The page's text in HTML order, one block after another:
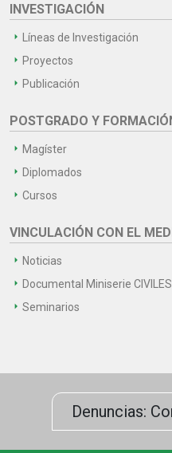
INVESTIGACIÓN
Líneas de Investigación
Proyectos
Publicación
POSTGRADO Y
Magíster
Diplomados
Cursos
VINCULACIÓN CON EL
Noticias
Documental Miniserie CIVILES
Seminarios
Denuncias: